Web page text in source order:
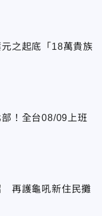
之起底「18萬貴族
！全台08/09上班
再護龜吼新住民攤